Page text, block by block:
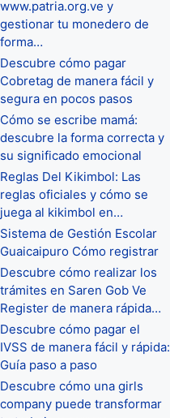
www.patria.org.ve y
gestionar tu monedero de
forma…
Descubre cómo pagar
Cobretag de manera fácil y
segura en pocos pasos
Cómo se escribe mamá:
descubre la forma correcta y
su significado emocional
Reglas Del Kikimbol: Las
reglas oficiales y cómo se
juega al kikimbol en…
Sistema de Gestión Escolar
Guaicaipuro Cómo registrar
Descubre cómo realizar los
trámites en Saren Gob Ve
Register de manera rápida…
Descubre cómo pagar el
IVSS de manera fácil y rápida:
Guía paso a paso
Descubre cómo una girls
company puede transformar